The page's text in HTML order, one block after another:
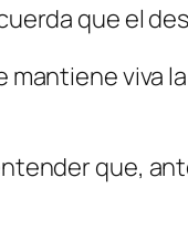
que el
viva
que,